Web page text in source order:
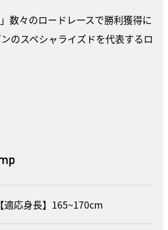
数々のロードレースで勝利獲得に
のスペシャライズドを代表するロ
【適応身長】165~170cm